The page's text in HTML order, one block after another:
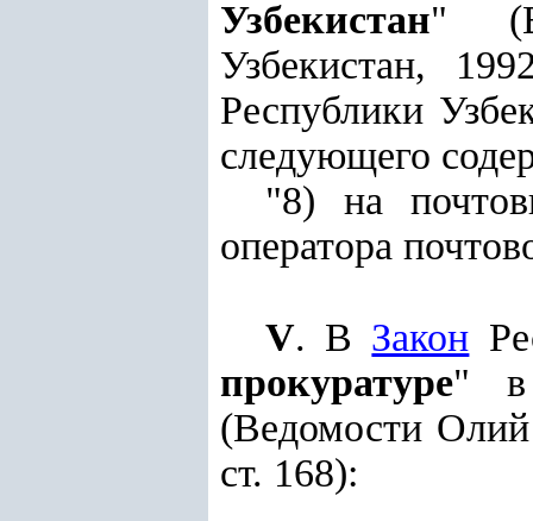
Узбекистан"
Узбекистан,
Республики
следующего
"8) на
оператора
V. В Закон
прокуратуре" в
(Ведомости
ст. 168):